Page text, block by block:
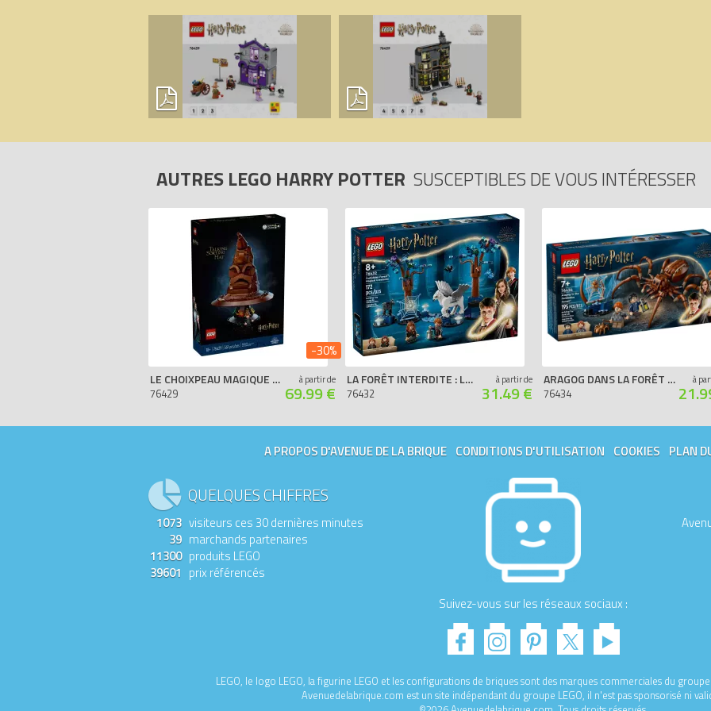
AUTRES LEGO HARRY POTTER SUSCEPTIBLES DE VOUS INTÉRESSER
LE CHOIXPEAU MAGIQUE QUI PARLE
76429
à partir de
69.99 €
-30%
LA FORÊT INTERDITE : LES CRÉATURES MAGIQUES
76432
à partir de
31.49 €
ARAGOG DANS LA FORÊT INTERDITE
76434
à
A PROPOS D'AVENUE DE LA BRIQUE CONDITIONS D'UTILISATION COOKIES PLAN
QUELQUES CHIFFRES
1073 visiteurs ces 30 dernières minutes
39 marchands partenaires
11300 produits LEGO
39601 prix référencés
Suivez-vous sur les réseaux sociaux :
LEGO, le logo LEGO, la figurine LEGO et les configurations de briques sont des marques commerciales du
Avenuedelabrique.com est un site indépendant du groupe LEGO, il n'est pas sponsorisé ni